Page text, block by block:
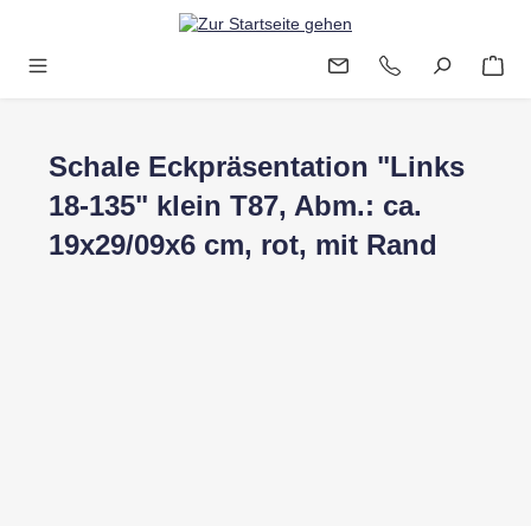
Zum Hauptinhalt springen
Schale Eckpräsentation "Links
18-135" klein T87, Abm.: ca.
19x29/09x6 cm, rot, mit Rand